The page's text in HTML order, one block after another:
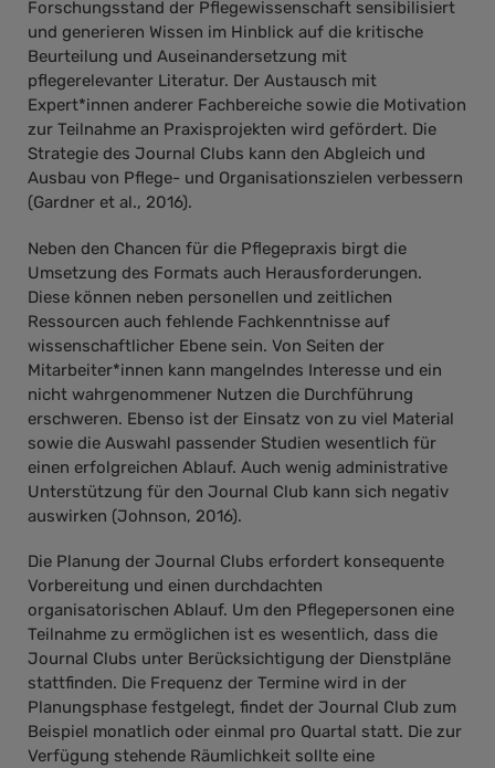
Forschungsstand der Pflegewissenschaft sensibilisiert
und generieren Wissen im Hinblick auf die kritische
Beurteilung und Auseinandersetzung mit
pflegerelevanter Literatur. Der Austausch mit
Expert*innen anderer Fachbereiche sowie die Motivation
zur Teilnahme an Praxisprojekten wird gefördert. Die
Strategie des Journal Clubs kann den Abgleich und
Ausbau von Pflege- und Organisationszielen verbessern
(Gardner et al., 2016).
Neben den Chancen für die Pflegepraxis birgt die
Umsetzung des Formats auch Herausforderungen.
Diese können neben personellen und zeitlichen
Ressourcen auch fehlende Fachkenntnisse auf
wissenschaftlicher Ebene sein. Von Seiten der
Mitarbeiter*innen kann mangelndes Interesse und ein
nicht wahrgenommener Nutzen die Durchführung
erschweren. Ebenso ist der Einsatz von zu viel Material
sowie die Auswahl passender Studien wesentlich für
einen erfolgreichen Ablauf. Auch wenig administrative
Unterstützung für den Journal Club kann sich negativ
auswirken (Johnson, 2016).
Die Planung der Journal Clubs erfordert konsequente
Vorbereitung und einen durchdachten
organisatorischen Ablauf. Um den Pflegepersonen eine
Teilnahme zu ermöglichen ist es wesentlich, dass die
Journal Clubs unter Berücksichtigung der Dienstpläne
stattfinden. Die Frequenz der Termine wird in der
Planungsphase festgelegt, findet der Journal Club zum
Beispiel monatlich oder einmal pro Quartal statt. Die zur
Verfügung stehende Räumlichkeit sollte eine